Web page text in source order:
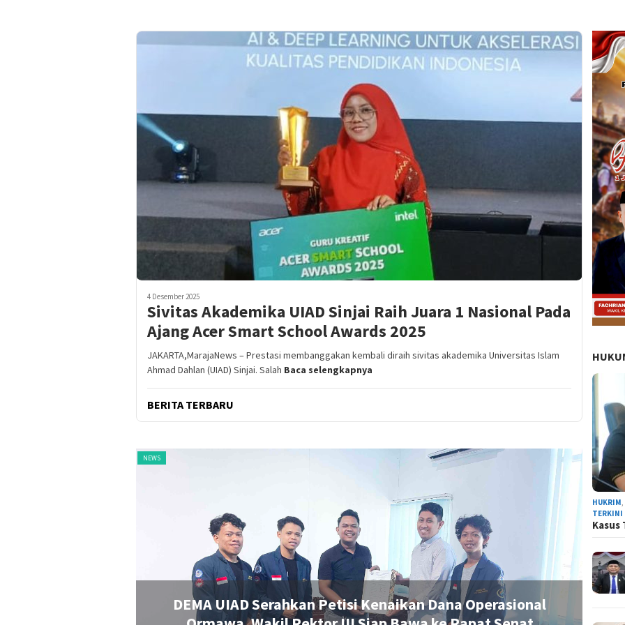
4 Desember 2025
Sivitas Akademika UIAD Sinjai Raih Juara 1 Nasional Pada
Ajang Acer Smart School Awards 2025
JAKARTA,MarajaNews – Prestasi membanggakan kembali diraih sivitas akademika Universitas Islam
Ahmad Dahlan (UIAD) Sinjai. Salah Baca selengkapnya
BERITA TERBARU
NEWS
DEMA UIAD Serahkan Petisi Kenaikan Dana Operasional
NEWS
HUKRIM,
TERKINI
Kasus